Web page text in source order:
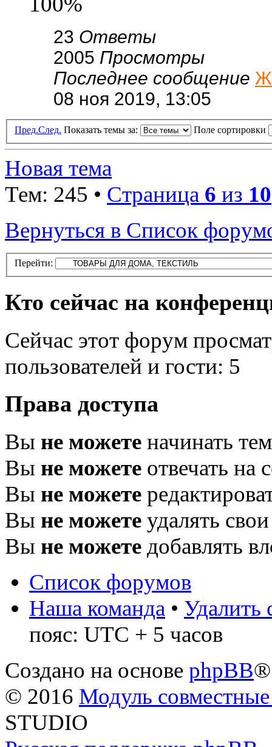
23 Ответы
2005 Просмотры
Последнее сообщение
08 ноя 2019, 13:05
Пред.След. Показать темы за: Поле сортировки
Новая тема
Тем: 245 • Страница 6 из 10
Вернуться в Список
Перейти:
Кто сейчас на
Сейчас этот форум
пользователей и гости: 5
Права доступа
Вы не можете начинать
Вы не можете отвечать на
Вы не можете
Вы не можете удалять
Вы не можете добавлять
Список форумов
Наша команда • Удалить
пояс: UTC + 5 часов
Создано на основе phpBB®
© 2016 Модуль
STUDIO